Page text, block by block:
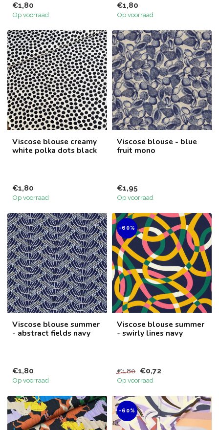
€1,80
Op voorraad
€1,80
Op voorraad
Viscose blouse creamy
white polka dots black
€1,80
Op voorraad
Viscose blouse - blue
fruit mono
€1,95
Op voorraad
Viscose blouse summer
- abstract fields navy
€1,80
Op voorraad
-60%
Viscose blouse summer
- swirly lines navy
€1,80 €0,72
Op voorraad
-60%